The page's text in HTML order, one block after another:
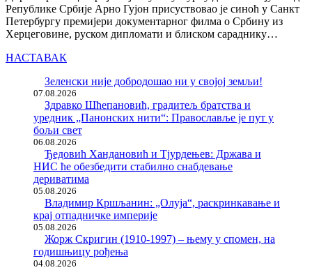
Републике Србије Арно Гујон присуствовао је синоћ у Санкт
Петербургу премијери документарног филма о Србину из
Херцеговине, руском дипломати и блиском сараднику…
НАСТАВАК
Зеленски није добродошао ни у својој земљи!
07.08.2026
Здравко Шћепановић, градитељ братства и
уредник „Панонских нити“: Православље је пут у
бољи свет
06.08.2026
Ђедовић Хандановић и Тјурдењев: Држава и
НИС ће обезбедити стабилно снабдевање
дериватима
05.08.2026
Владимир Кршљанин: „Олуја“, раскринкавање и
крај отпадничке империје
05.08.2026
Жорж Скригин (1910-1997) – њему у спомен, на
годишњицу рођења
04.08.2026